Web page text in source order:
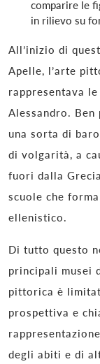
comparire le
in rilievo su
All’inizio di
Apelle, l’arte
rappresentava
Alessandro. Ben
una sorta di
di volgarità, a
fuori dalla
scuole che
ellenistico.
Di tutto questo
principali musei
pittorica è
prospettiva e
degli abiti e di